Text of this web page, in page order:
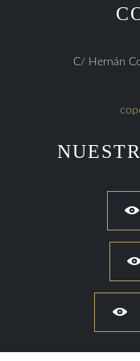
C/ Hernán

